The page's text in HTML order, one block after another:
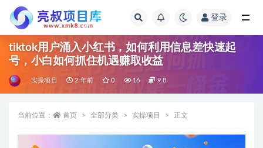
登录
tiktok用户涌入小红书，如何利用信息差快速起
号，小白如何抓住机遇赚取收益
实操项目 2 年前 0 16 9.8
当前位置： 首页 全部分类 实操项目 正文